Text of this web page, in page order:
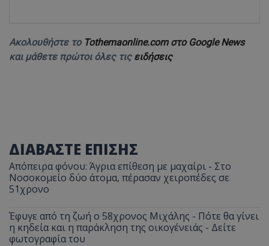
Ακολουθήστε το Tothemaonline.com στο Google News
και μάθετε πρώτοι όλες τις ειδήσεις
ΔΙΑΒΑΣΤΕ ΕΠΙΣΗΣ
Απόπειρα φόνου: Άγρια επίθεση με μαχαίρι - Στο
Νοσοκομείο δύο άτομα, πέρασαν χειροπέδες σε
51χρονο
Έφυγε από τη ζωή ο 58χρονος Μιχάλης - Πότε θα γίνει
η κηδεία και η παράκληση της οικογένειάς - Δείτε
φωτογραφία του